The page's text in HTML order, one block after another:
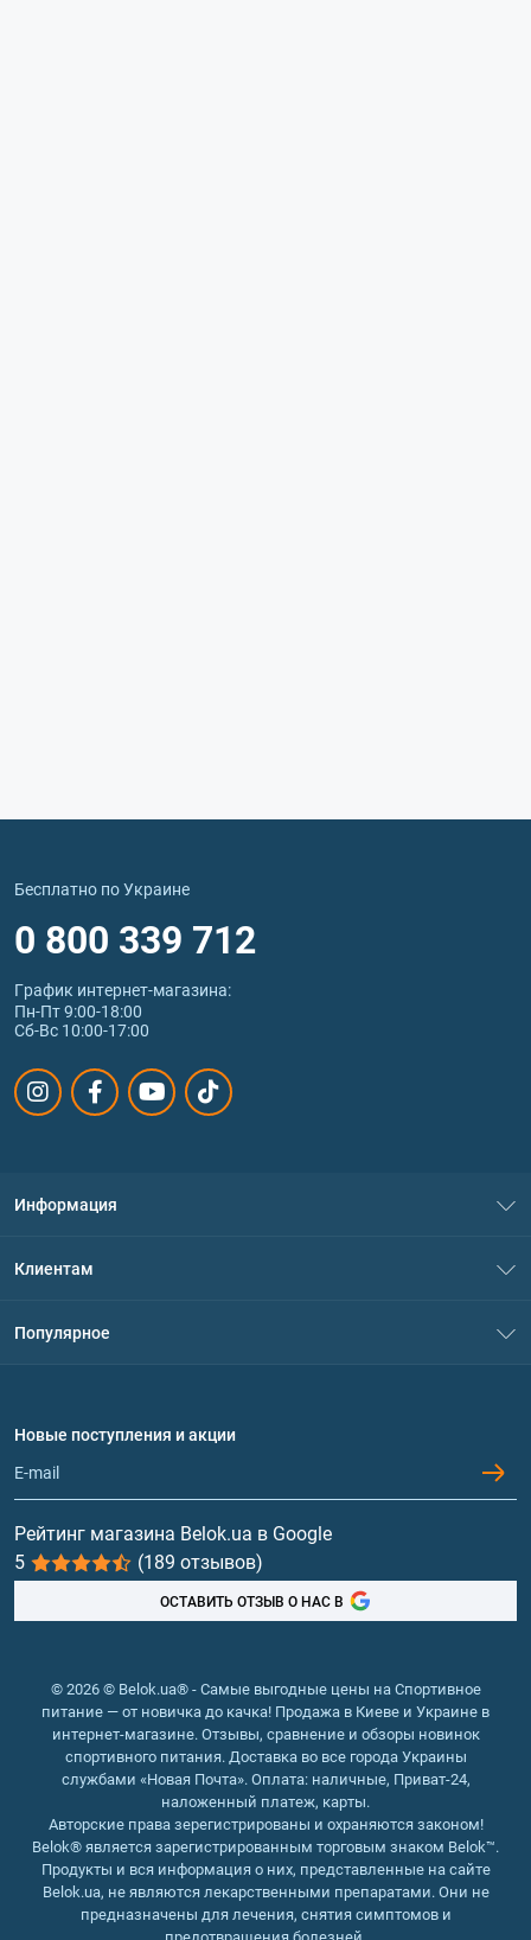
Бесплатно по Украине
0 800 339 712
График интернет‑магазина:
Пн-Пт 9:00-18:00
Сб-Вс 10:00-17:00
Информация
Политика конфиденциальности
Обмен и возврат
Клиентам
Популярное
Протеин
Гейнеры
Витамины и минералы
Рыбий жир, жирные кислоты
Новые поступления и акции
Рейтинг магазина Belok.ua в Google
5
(189 отзывов)
ОСТАВИТЬ ОТЗЫВ О НАС В
© 2026 © Belok.ua® - Самые выгодные цены на Спортивное
питание — от новичка до качка! Продажа в Киеве и Украине в
интернет-магазине. Отзывы, сравнение и обзоры новинок
спортивного питания. Доставка во все города Украины
службами «Новая Почта». Оплата: наличные, Приват-24,
наложенный платеж, карты.
Авторские права зерегистрированы и охраняются законом!
Belok® является зарегистрированным торговым знаком Belok™.
Продукты и вся информация о них, представленные на сайте
Belok.ua, не являются лекарственными препаратами. Они не
предназначены для лечения, снятия симптомов и